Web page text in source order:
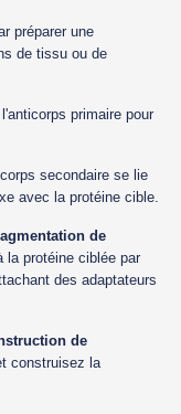
préparer une
de tissu ou de
primaire pour
secondaire se lie
avec la protéine cible.
de
la protéine ciblée par
des adaptateurs
de
construisez la